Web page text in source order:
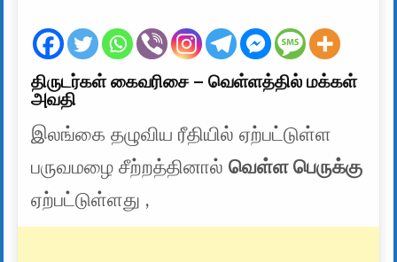
திருடர்கள் கைவரிசை – வெள்ளத்தில் மக்கள்
அவதி
இலங்கை தழுவிய ரீதியில் ஏற்பட்டுள்ள
பருவமழை சீற்றத்தினால்வெள்ள பெருக்கு
ஏற்பட்டுள்ளது ,